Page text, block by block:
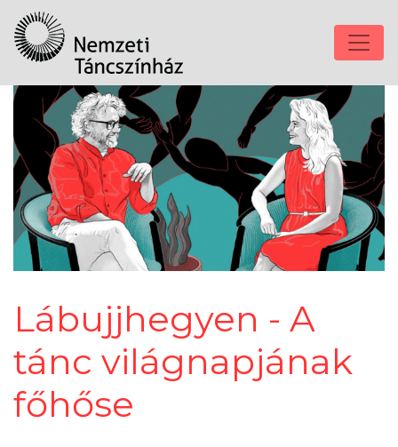
Lábujjhegyen - A
tánc világnapjának
főhőse